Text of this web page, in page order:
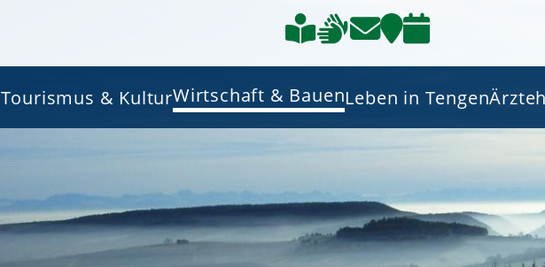
Tourismus & KulturWirtschaft & BauenLeben in Tengen